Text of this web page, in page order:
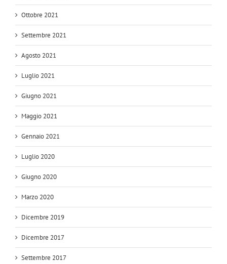
Ottobre 2021
Settembre 2021
Agosto 2021
Luglio 2021
Giugno 2021
Maggio 2021
Gennaio 2021
Luglio 2020
Giugno 2020
Marzo 2020
Dicembre 2019
Dicembre 2017
Settembre 2017